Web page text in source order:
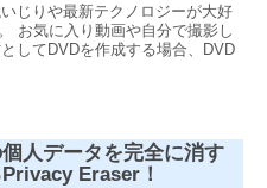
じりや最新テクノロジーが大好
お気に入り動画や自分で撮影し
してDVDを作成する場合、DVD
人データを完全に消す
Eraser！